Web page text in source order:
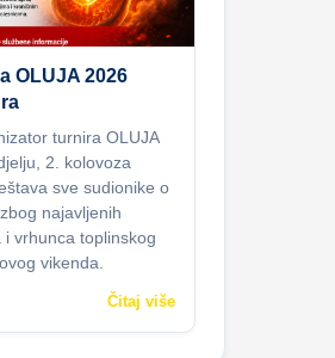
OLUJA 2026
turnira OLUJA
2. kolovoza
sve sudionike o
najavljenih
vrhunca toplinskog
vikenda.
Čitaj više